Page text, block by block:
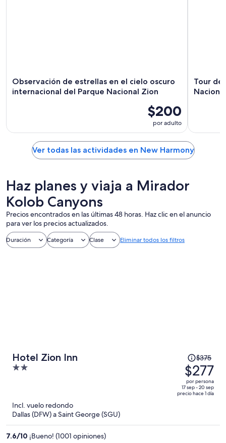
Observación de estrellas en el cielo oscuro
internacional del Parque Nacional Zion
$200
por adulto
Tour de
Ver todas las actividades en New Harmony
Haz planes y viaja a Mirador
Kolob Canyons
Precios encontrados en las últimas 48 horas. Haz clic en el anuncio
para ver los precios actualizados.
Duración Categoría Clase Eliminar todos los filtros
Hotel Zion Inn
2
5
El
precio
era
de
$375
$375
$277
por persona
17 sep - 20 sep
precio hace 1 día
Incl. vuelo redondo
Dallas (DFW) a Saint George (SGU)
7.6/10 ¡Bueno! (1001 opiniones)